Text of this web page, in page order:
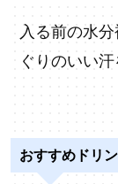
入る前の水
ぐりのいい
おすすめドリ